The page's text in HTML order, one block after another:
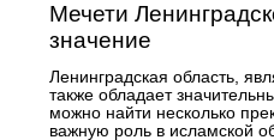
Мечети
значение
Ленинградская область,
также обладает
можно найти несколько
важную роль в исламской